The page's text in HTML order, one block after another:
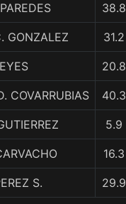
38.8
GONZALEZ 31.2
20.8
COVARRUBIAS 40.3
5.9
16.3
S. 29.9